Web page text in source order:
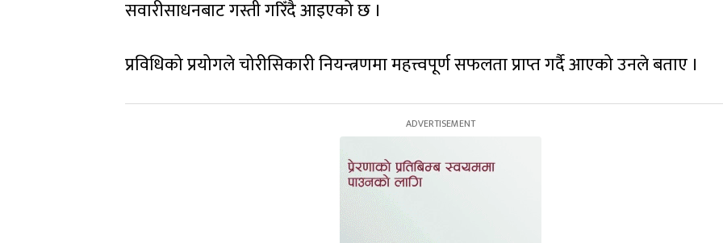
सवारीसाधनबाट गस्ती गरिँदै आइएको छ ।
प्रविधिको प्रयोगले चोरीसिकारी नियन्त्रणमा महत्त्वपूर्ण सफलता प्राप्त गर्दै आएको उनले बताए ।